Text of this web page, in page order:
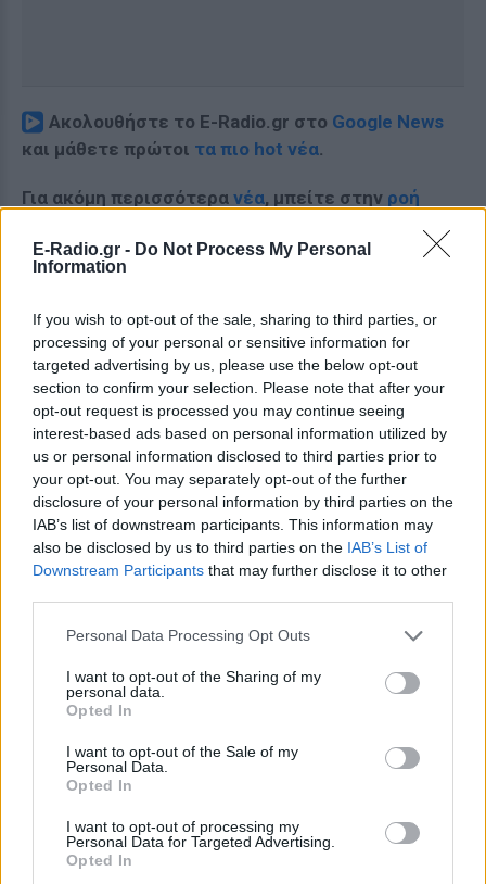
E-Radio.gr - Do Not Process My Personal
Information
If you wish to opt-out of the sale, sharing to third parties, or
processing of your personal or sensitive information for
targeted advertising by us, please use the below opt-out
section to confirm your selection. Please note that after your
opt-out request is processed you may continue seeing
interest-based ads based on personal information utilized by
us or personal information disclosed to third parties prior to
your opt-out. You may separately opt-out of the further
disclosure of your personal information by third parties on the
IAB’s list of downstream participants. This information may
also be disclosed by us to third parties on the IAB’s List of
Downstream Participants that may further disclose it to other
Personal Data Processing Opt Outs
I want to opt-out of the Sharing of my
personal data.
Opted In
I want to opt-out of the Sale of my
Personal Data.
Opted In
I want to opt-out of processing my
Personal Data for Targeted Advertising.
Opted In
Ακολουθήστε το E-Radio.gr στο Google News
και μάθετε πρώτοι τα πιο hot νέα.
Για ακόμη περισσότερα νέα, μπείτε στην ροή
Ακολουθήστε το E-Radio.gr και στο Instagram
ΔΙΑΦΗΜΙΣΗ
ΔΕΙΤΕ ΕΠΙΣΗΣ